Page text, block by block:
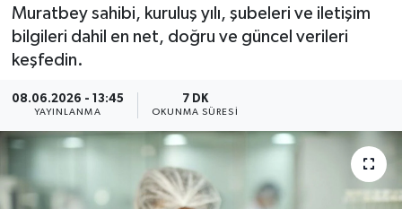
Muratbey sahibi, kuruluş yılı, şubeleri ve iletişim
bilgileri dahil en net, doğru ve güncel verileri
keşfedin.
08.06.2026 - 13:45
YAYINLANMA
7 DK
OKUNMA SÜRESI
Magazin
Ekonomi
Spor
Dünya
Resmi Reklamlar
Tüm Manşetler
Son Dakika Haberleri
Haber Arşivi